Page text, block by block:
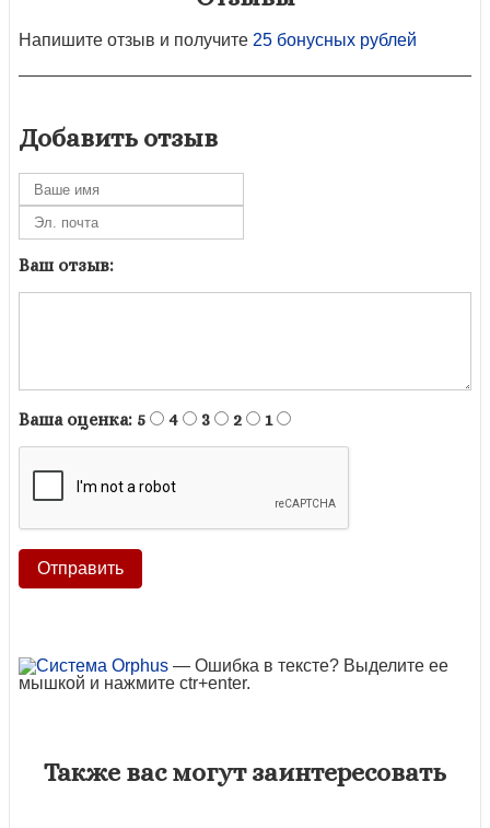
Напишите отзыв и получите 25 бонусных рублей
Добавить отзыв
Ваш отзыв:
Ваша оценка: 5 4 3 2 1
— Ошибка в тексте? Выделите ее
мышкой и нажмите ctr+enter.
Также вас могут заинтересовать